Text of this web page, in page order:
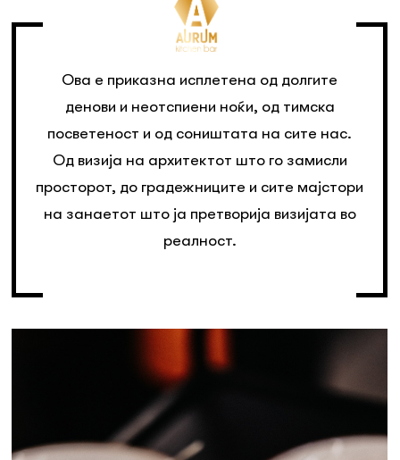
Ова е приказна исплетена од долгите
денови и неотспиени ноќи, од тимска
посветеност и од соништата на сите нас.
Од визија на архитектот што го замисли
просторот, до градежниците и сите мајстори
на занаетот што ја претворија визијата во
реалност.